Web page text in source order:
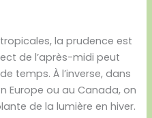
la prudence est
de l’après-midi peut
temps. À l’inverse, dans
Europe ou au Canada, on
de la lumière en hiver.